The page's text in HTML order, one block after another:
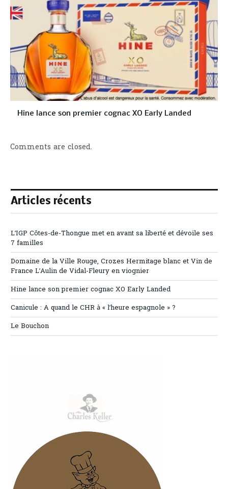
Hine lance son premier cognac XO Early Landed
Comments are closed.
Articles récents
L’IGP Côtes-de-Thongue met en avant sa liberté et dévoile ses
7 familles
Domaine de la Ville Rouge, Crozes Hermitage blanc et Vin de
France L’Aulin de Vidal-Fleury en viognier
Hine lance son premier cognac XO Early Landed
Canicule : A quand le CHR à « l’heure espagnole » ?
Le Bouchon